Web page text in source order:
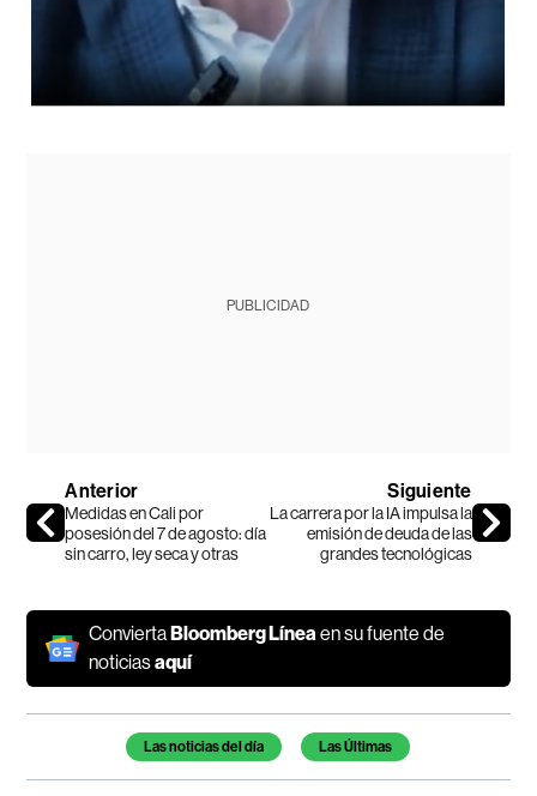
PUBLICIDAD
Anterior
Medidas en Cali por
posesión del 7 de agosto: día
sin carro, ley seca y otras
Siguiente
La carrera por la IA impulsa la
emisión de deuda de las
grandes tecnológicas
ConviertaBloomberg Líneaen su fuente de
noticiasaquí
Temas de este artículo
Las noticias del día Las Últimas